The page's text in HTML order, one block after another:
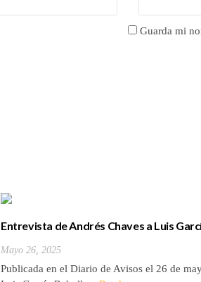
Guarda mi
Entrevista de Andrés Chaves a Luis
Mayo 26, 2025
Publicada en el Diario de Avisos el 26 de